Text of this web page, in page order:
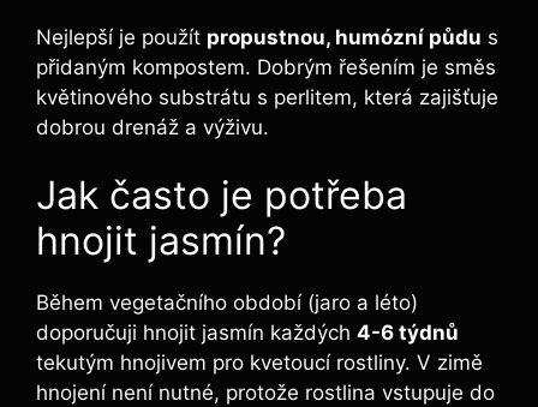
Nejlepší je použít propustnou, humózní půdu s
přidaným kompostem. Dobrým řešením je směs
květinového substrátu s perlitem, která zajišťuje
dobrou drenáž a výživu.
Jak často je potřeba
hnojit jasmín?
Během vegetačního období (jaro a léto)
doporučuji hnojit jasmín každých 4-6 týdnů
tekutým hnojivem pro kvetoucí rostliny. V zimě
hnojení není nutné, protože rostlina vstupuje do